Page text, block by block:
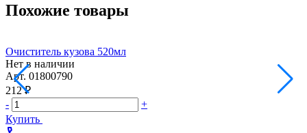
Похожие товары
Очиститель кузова 520мл
Нет в наличии
Арт. 01800790
212 ₽
-
+
Купить